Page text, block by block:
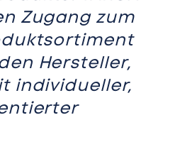
Zugang zum
Hersteller,
individueller,